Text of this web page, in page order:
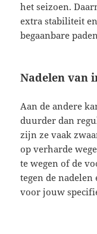
het seizoen.
extra stabiliteit
begaanbare
Nadelen van
Aan de andere
duurder dan
zijn ze vaak
op verharde
te wegen of de
tegen de
voor jouw